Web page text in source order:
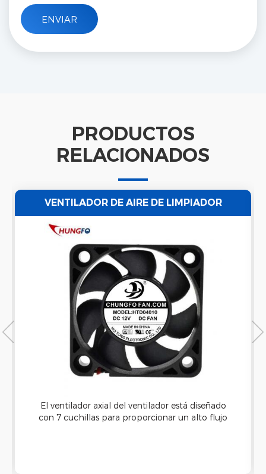
PRODUCTOS
RELACIONADOS
VENTILADOR DE AIRE DE LIMPIADOR
ULTRASÓNICO ENSAYO AXIAL AXIAL
IMPERMEABLE
El ventilador axial del ventilador está diseñado
con 7 cuchillas para proporcionar un alto flujo